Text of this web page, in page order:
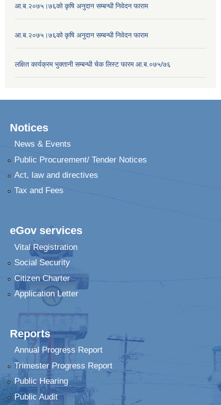
आ.ब.२०७५।७६को कृषि अनुदान सम्बन्धी निवेदन फाराम
आ.ब.२०७५।७६को कृषि अनुदान सम्बन्धी निवेदन फाराम
लक्षित कार्यक्रम भुक्तानी सम्बन्धी चेक लिस्ट फारम आ.ब.०७५/७६
Notices
News & Events
Public Procurement/ Tender Notices
Act, law and directives
Tax and Fees
eGov services
Vital Registration
Social Security
Citizen Charter
Application Letter
Reports
Annual Progress Report
Trimester Progress Report
Public Hearing
Public Audit